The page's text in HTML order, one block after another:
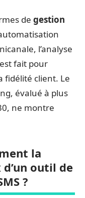
de gestion
l’analyse
fait pour
fidélité client. Le
évalué à plus
ne montre
la
outil de
?